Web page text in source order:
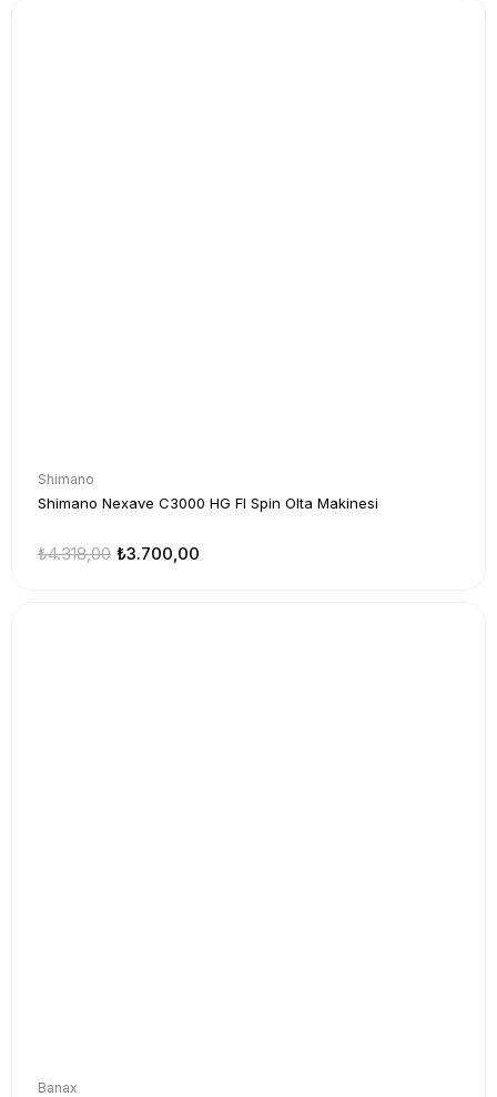
Shimano
Shimano Nexave C3000 HG FI Spin Olta Makinesi
₺3.700,00
₺4.318,00
Banax